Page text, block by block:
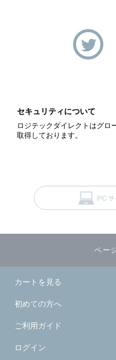
セキュリティについて
ロジテックダイレクトはグロ
取得しております。
ペー
カートを見る
初めての方へ
ご利用ガイド
ログイン